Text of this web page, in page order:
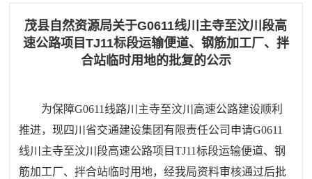
茂县自然资源局关于G0611线川主寺至汶川段高
速公路项目TJ11标段运输便道、钢筋加工厂、拌
合站临时用地的批复的公示
为保障G0611线路川主寺至汶川高速公路建设顺利
推进，现四川省交通建设集团有限责任公司申请G0611
线川主寺至汶川段高速公路项目TJ11标段运输便道、钢
筋加工厂、拌合站临时用地，经我局资料审核通过后批